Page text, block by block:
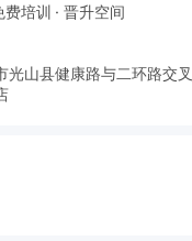
费培训
晋升空间
光山县健康路与二环路交